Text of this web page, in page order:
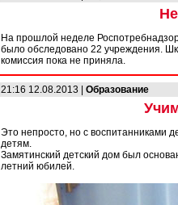
На прошлой неделе
было обследовано 22 учреждения.
комиссия пока не приняла.
21:16 12.08.2013 | Образование
Это непросто, но с воспитанниками
детям.
Замятинский детский дом был
летний юбилей.